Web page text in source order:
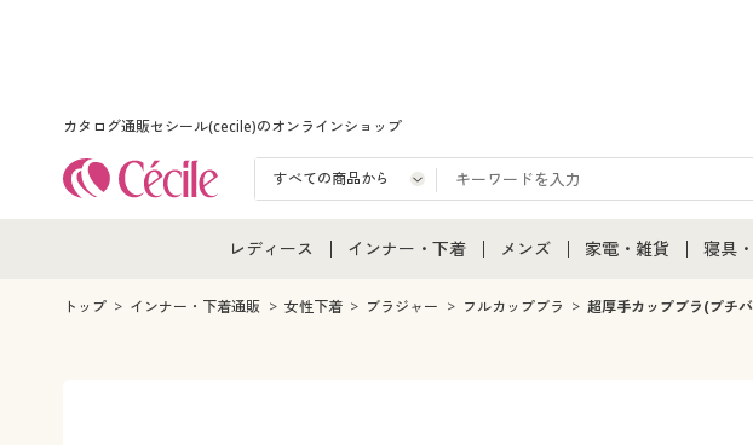
カタログ通販セシール(cecile)のオンラインショップ
レディース
レディース通販すべて
インナー・下着
インナー・下着通販すべて
メンズ
メンズ通販すべて
家電・雑貨
家電・雑貨すべて
寝具
寝具
トップ インナー・下着通販 女性下着 ブラジャー フルカップブラ 超厚手カップブラ(プチ